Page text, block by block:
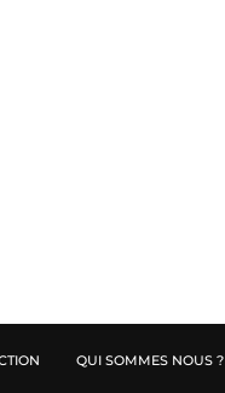
QUI SOMMES NOUS ?